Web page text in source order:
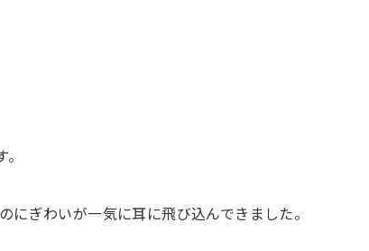
にぎわいが一気に耳に飛び込んできました。